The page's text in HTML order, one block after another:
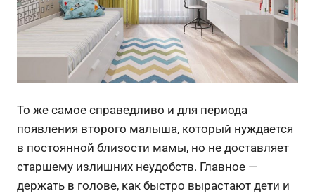
То же самое справедливо и для периода
появления второго малыша, который нуждается
в постоянной близости мамы, но не доставляет
старшему излишних неудобств. Главное —
держать в голове, как быстро вырастают дети и